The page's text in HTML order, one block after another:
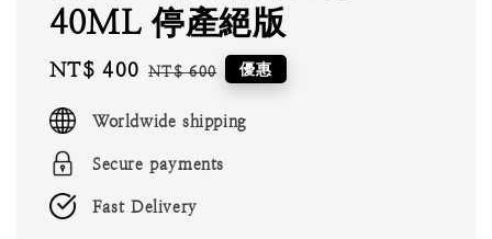
40ML 停產絕版
Sale
NT$ 400 Regular
NT$ 600 優惠
Worldwide shipping
Secure payments
Fast Delivery